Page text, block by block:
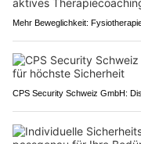
Mehr Beweglichkeit:
CPS Security Schweiz GmbH: